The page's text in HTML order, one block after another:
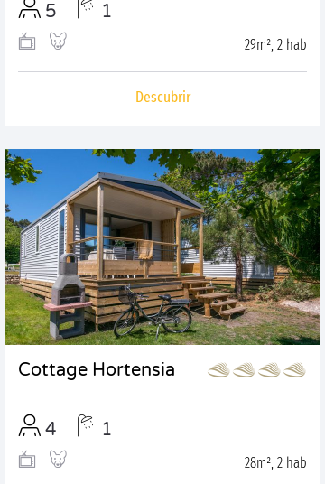
5 1
29m², 2 hab
Descubrir
Cottage Hortensia
4 1
28m², 2 hab